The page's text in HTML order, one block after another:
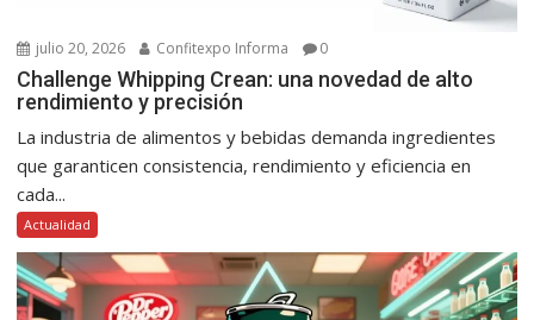
julio 20, 2026 Confitexpo Informa 0
Challenge Whipping Crean: una novedad de alto
rendimiento y precisión
La industria de alimentos y bebidas demanda ingredientes
que garanticen consistencia, rendimiento y eficiencia en
cada...
Actualidad